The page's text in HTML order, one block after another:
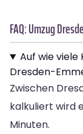
FAQ: Umzug
Auf wie
Dresden-
Zwischen
kalkuliert wird
Minuten.